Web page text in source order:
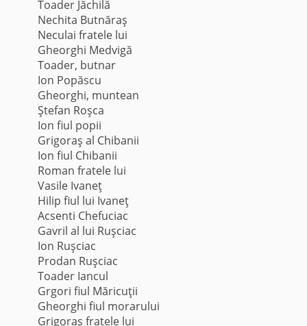
Toader Jăchilă
Nechita Butnăraş
Neculai fratele lui
Gheorghi Medvigă
Toader, butnar
Ion Popăscu
Gheorghi, muntean
Ştefan Roşca
Ion fiul popii
Grigoraş al Chibanii
Ion fiul Chibanii
Roman fratele lui
Vasile Ivaneţ
Hilip fiul lui Ivaneţ
Acsenti Chefuciac
Gavril al lui Ruşciac
Ion Ruşciac
Prodan Ruşciac
Toader Iancul
Grgori fiul Măricuţii
Gheorghi fiul morarului
Grigoraş fratele lui